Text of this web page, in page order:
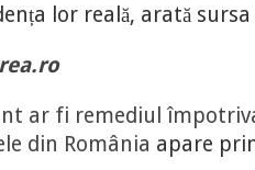
lor reală, arată
ar fi remediul
din România apare